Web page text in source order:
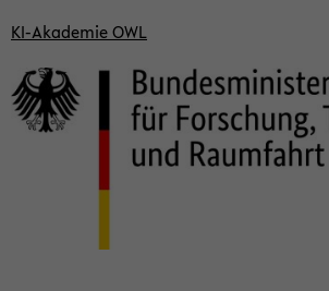
KI-​Akademie OWL